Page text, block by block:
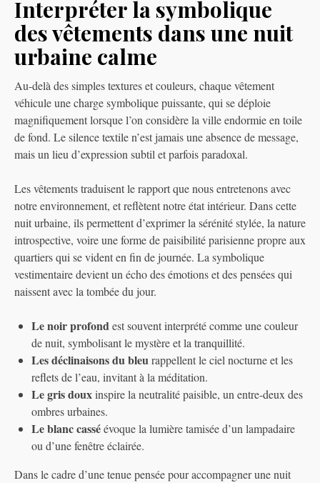
Interpréter la symbolique
des vêtements dans une nuit
urbaine calme
Au-delà des simples textures et couleurs, chaque vêtement
véhicule une charge symbolique puissante, qui se déploie
magnifiquement lorsque l’on considère la ville endormie en toile
de fond. Le silence textile n’est jamais une absence de message,
mais un lieu d’expression subtil et parfois paradoxal.
Les vêtements traduisent le rapport que nous entretenons avec
notre environnement, et reflètent notre état intérieur. Dans cette
nuit urbaine, ils permettent d’exprimer la sérénité stylée, la nature
introspective, voire une forme de paisibilité parisienne propre aux
quartiers qui se vident en fin de journée. La symbolique
vestimentaire devient un écho des émotions et des pensées qui
naissent avec la tombée du jour.
Le noir profondest souvent interprété comme une couleur
de nuit, symbolisant le mystère et la tranquillité.
Les déclinaisons du bleurappellent le ciel nocturne et les
reflets de l’eau, invitant à la méditation.
Le gris douxinspire la neutralité paisible, un entre-deux des
ombres urbaines.
Le blanc casséévoque la lumière tamisée d’un lampadaire
ou d’une fenêtre éclairée.
Dans le cadre d’une tenue pensée pour accompagner une nuit